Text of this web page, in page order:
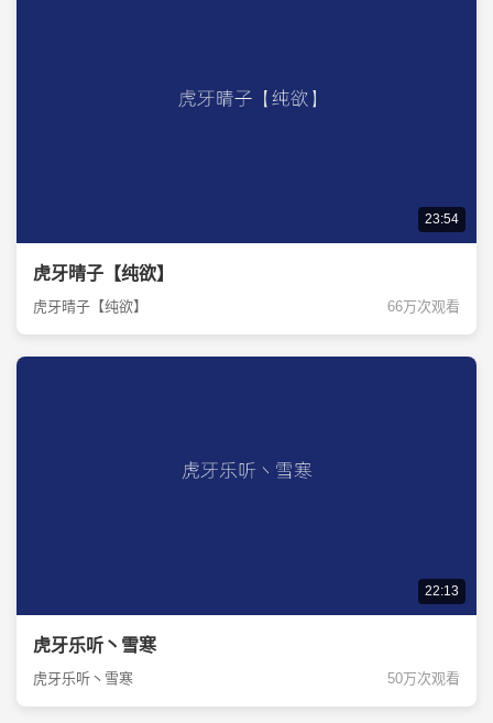
23:54
虎牙晴子【纯欲】
虎牙晴子【纯欲】 66万次观看
22:13
虎牙乐听丶雪寒
虎牙乐听丶雪寒 50万次观看